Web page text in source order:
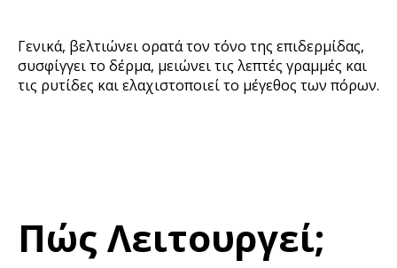
Γενικά, βελτιώνει ορατά τον τόνο της επιδερμίδας,
συσφίγγει το δέρμα, μειώνει τις λεπτές γραμμές και
τις ρυτίδες και ελαχιστοποιεί το μέγεθος των πόρων.
Πώς Λειτουργεί;